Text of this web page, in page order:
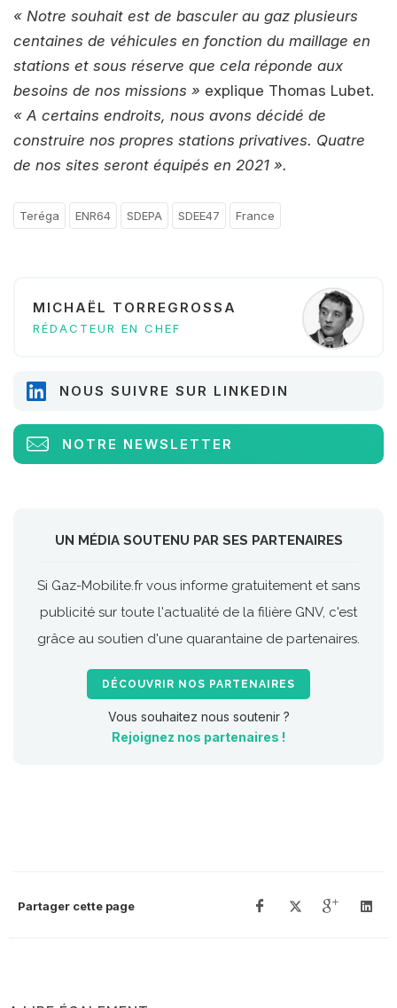
« Notre souhait est de basculer au gaz plusieurs
centaines de véhicules en fonction du maillage en
stations et sous réserve que cela réponde aux
besoins de nos missions » explique Thomas Lubet.
« A certains endroits, nous avons décidé de
construire nos propres stations privatives. Quatre
de nos sites seront équipés en 2021 ».
Teréga ENR64 SDEPA SDEE47 France
MICHAËL TORREGROSSA
RÉDACTEUR EN CHEF
NOUS SUIVRE SUR LINKEDIN
NOTRE NEWSLETTER
UN MÉDIA SOUTENU PAR SES PARTENAIRES
Si Gaz-Mobilite.fr vous informe gratuitement et sans
publicité sur toute l'actualité de la filière GNV, c'est
grâce au soutien d'une quarantaine de partenaires.
DÉCOUVRIR NOS PARTENAIRES
Vous souhaitez nous soutenir ?
Rejoignez nos partenaires !
Partager cette page